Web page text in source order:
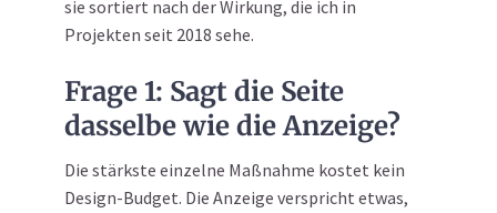
sie sortiert nach der Wirkung, die ich in
Projekten seit 2018 sehe.
Frage 1: Sagt die Seite
dasselbe wie die Anzeige?
Die stärkste einzelne Maßnahme kostet kein
Design-Budget. Die Anzeige verspricht etwas,